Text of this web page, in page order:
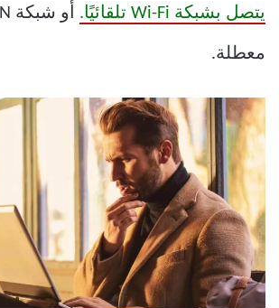
يتصل بشبكة Wi-Fi تلقائيًا.
معطلة.